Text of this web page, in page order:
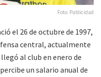
Foto: Publicidad
el 26 de octubre de 1997,
central, actualmente
al club en enero de
un salario anual de